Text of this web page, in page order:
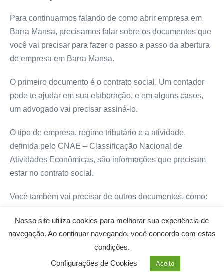
Para continuarmos falando de como abrir empresa em
Barra Mansa, precisamos falar sobre os documentos que
você vai precisar para fazer o passo a passo da abertura
de empresa em Barra Mansa.
O primeiro documento é o contrato social. Um contador
pode te ajudar em sua elaboração, e em alguns casos,
um advogado vai precisar assiná-lo.
O tipo de empresa, regime tributário e a atividade,
definida pelo CNAE – Classificação Nacional de
Atividades Econômicas, são informações que precisam
estar no contrato social.
Você também vai precisar de outros documentos, como:
2 cópias autenticadas de RG e CPF do
empreendedor ou sócios;
Comprovante de residência do empreendedor ou
sócios;
Nosso site utiliza cookies para melhorar sua experiência de
navegação. Ao continuar navegando, você concorda com estas
condições.
Configurações de Cookies
Aceito